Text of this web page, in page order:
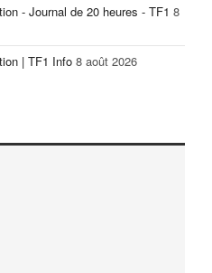
- Journal de 20 heures - TF1 8
| TF1 Info 8 août 2026